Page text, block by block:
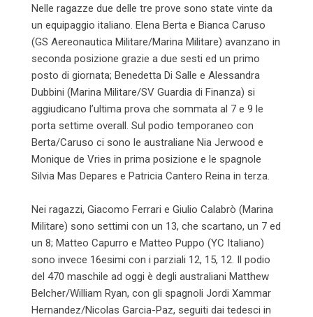
Nelle ragazze due delle tre prove sono state vinte da
un equipaggio italiano. Elena Berta e Bianca Caruso
(GS Aereonautica Militare/Marina Militare) avanzano in
seconda posizione grazie a due sesti ed un primo
posto di giornata; Benedetta Di Salle e Alessandra
Dubbini (Marina Militare/SV Guardia di Finanza) si
aggiudicano l’ultima prova che sommata al 7 e 9 le
porta settime overall. Sul podio temporaneo con
Berta/Caruso ci sono le australiane Nia Jerwood e
Monique de Vries in prima posizione e le spagnole
Silvia Mas Depares e Patricia Cantero Reina in terza.
Nei ragazzi, Giacomo Ferrari e Giulio Calabrò (Marina
Militare) sono settimi con un 13, che scartano, un 7 ed
un 8; Matteo Capurro e Matteo Puppo (YC Italiano)
sono invece 16esimi con i parziali 12, 15, 12. Il podio
del 470 maschile ad oggi è degli australiani Matthew
Belcher/William Ryan, con gli spagnoli Jordi Xammar
Hernandez/Nicolas Garcia-Paz, seguiti dai tedesci in